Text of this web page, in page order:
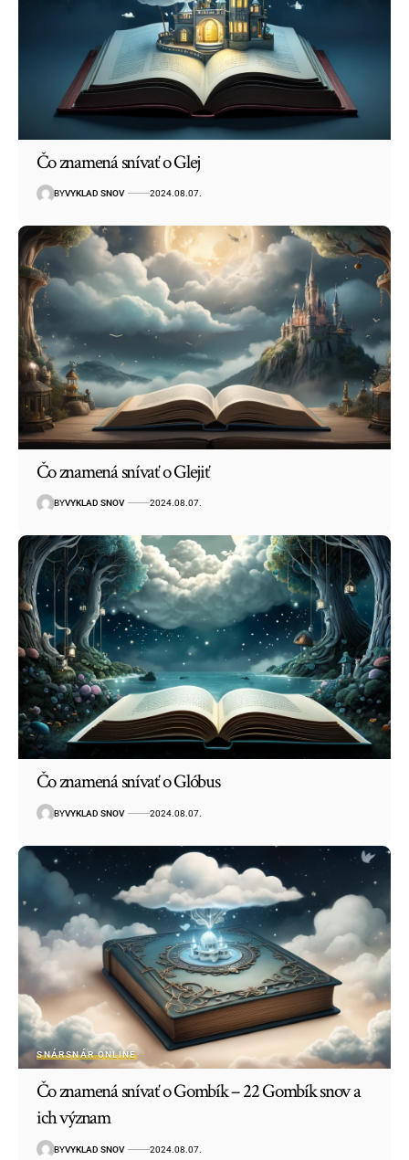
Čo znamená snívať o Glej
BYVYKLAD SNOV 2024.08.07.
Čo znamená snívať o Glejiť
BYVYKLAD SNOV 2024.08.07.
Čo znamená snívať o Glóbus
BYVYKLAD SNOV 2024.08.07.
SNÁRSNÁR ONLINE
Čo znamená snívať o Gombík – 22 Gombík snov a
ich význam
BYVYKLAD SNOV 2024.08.07.